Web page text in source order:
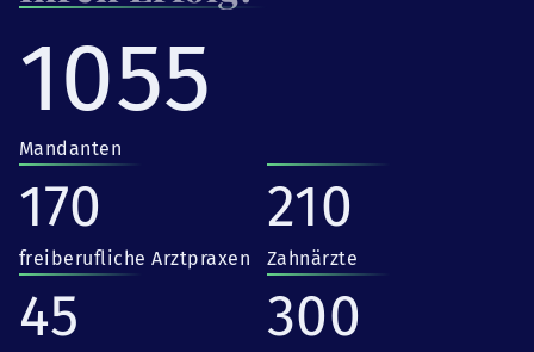
1055
Mandanten
170
freiberufliche Arztpraxen
210
Zahnärzte
45 300